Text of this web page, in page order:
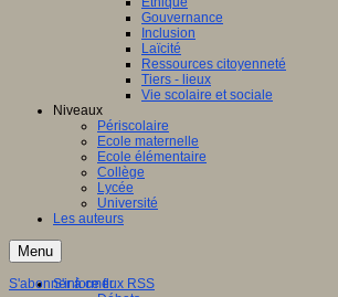
Gouvernance
Inclusion
Laïcité
Ressources citoyenneté
Tiers - lieux
Vie scolaire et sociale
Niveaux
Périscolaire
Ecole maternelle
Ecole élémentaire
Collège
Lycée
Université
Les auteurs
Menu
S'informer
S'abonner à ce flux RSS